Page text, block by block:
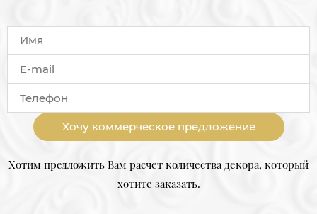
Хочу коммерческое предложение
Хотим предложить Вам расчет количества декора, который
хотите заказать.